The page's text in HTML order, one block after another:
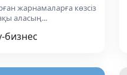
жарнамаларға көзсіз
аласың...